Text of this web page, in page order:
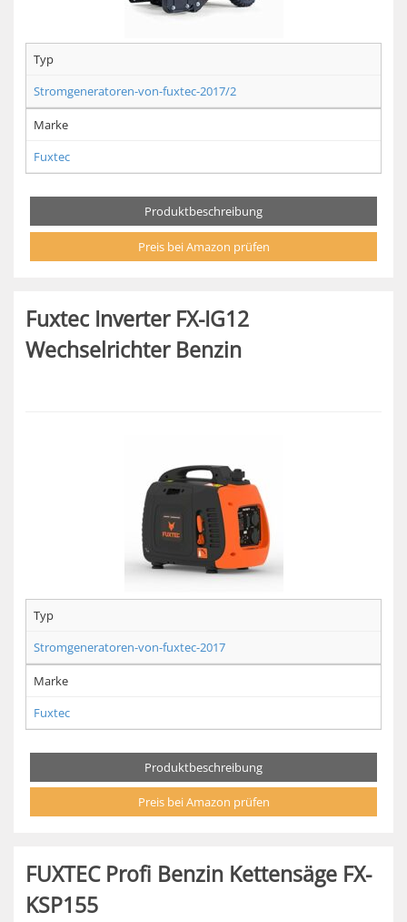
Typ
Stromgeneratoren-von-fuxtec-2017/2
Marke
Fuxtec
Produktbeschreibung
Preis bei Amazon prüfen
Fuxtec Inverter FX-IG12
Wechselrichter Benzin
Typ
Stromgeneratoren-von-fuxtec-2017
Marke
Fuxtec
Produktbeschreibung
Preis bei Amazon prüfen
FUXTEC Profi Benzin Kettensäge FX-
KSP155